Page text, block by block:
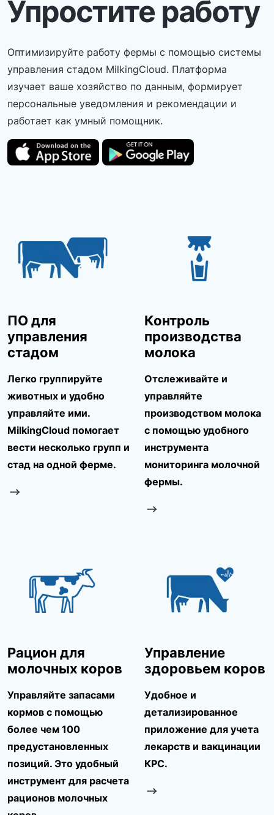
Упростите работу
Оптимизируйте работу фермы с помощью системы
управления стадом MilkingCloud. Платформа
изучает ваше хозяйство по данным, формирует
персональные уведомления и рекомендации и
работает как умный помощник.
ПО для
управления
стадом
Легко группируйте
животных и удобно
управляйте ими.
MilkingCloud помогает
вести несколько групп и
стад на одной ферме.
Контроль
производства
молока
Отслеживайте и
управляйте
производством молока
с помощью удобного
инструмента
мониторинга молочной
фермы.
Рацион для
молочных коров
Управляйте запасами
кормов с помощью
более чем 100
предустановленных
позиций. Это удобный
инструмент для расчета
рационов молочных
Управление
здоровьем коров
Удобное и
детализированное
приложение для учета
лекарств и вакцинации
КРС.